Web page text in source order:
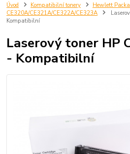
Úvod Kompatibilní tonery
Hewlett
CE320A/CE321A/CE322A/CE323A
Kompatibilní
Laserový toner HP
- Kompatibilní